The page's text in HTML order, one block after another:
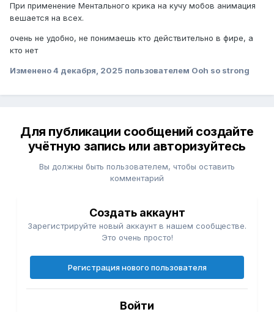
При применение Ментального крика на кучу мобов анимация
вешается на всех.
очень не удобно, не понимаешь кто действительно в фире, а
кто нет
Изменено4 декабря, 2025 пользователем Ooh so strong
Для публикации сообщений создайте
учётную запись или авторизуйтесь
Вы должны быть пользователем, чтобы оставить
комментарий
Создать аккаунт
Зарегистрируйте новый аккаунт в нашем сообществе.
Это очень просто!
Регистрация нового пользователя
Войти